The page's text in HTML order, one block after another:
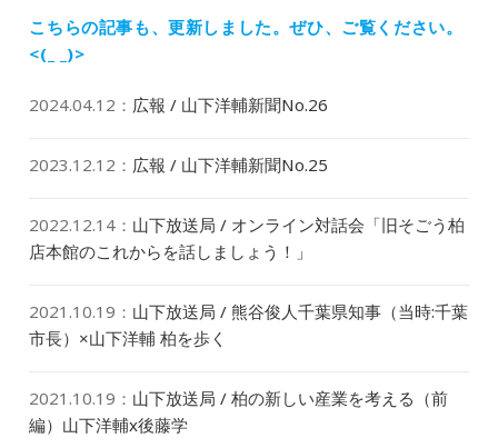
こちらの記事も、更新しました。ぜひ、ご覧ください。
<(_ _)>
2024.04.12 ： 広報 / 山下洋輔新聞No.26
2023.12.12 ： 広報 / 山下洋輔新聞No.25
2022.12.14 ： 山下放送局 / オンライン対話会「旧そごう柏
店本館のこれからを話しましょう！」
2021.10.19 ： 山下放送局 / 熊谷俊人千葉県知事（当時:千葉
市長）×山下洋輔 柏を歩く
2021.10.19 ： 山下放送局 / 柏の新しい産業を考える（前
編）山下洋輔x後藤学